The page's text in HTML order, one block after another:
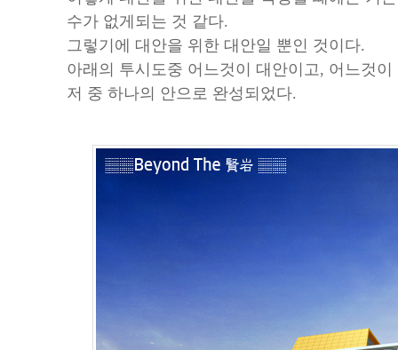
수가 없게되는 것 같다.
그렇기에 대안을 위한 대안일 뿐인 것이다.
아래의 투시도중 어느것이 대안이고, 어느것
저 중 하나의 안으로 완성되었다.